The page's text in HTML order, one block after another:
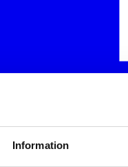
Information